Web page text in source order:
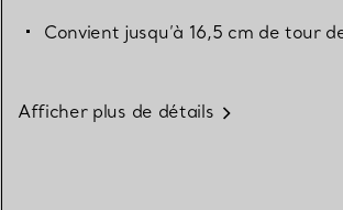
Convient jusqu’à 16,5 cm de tour
Afficher plus de détails